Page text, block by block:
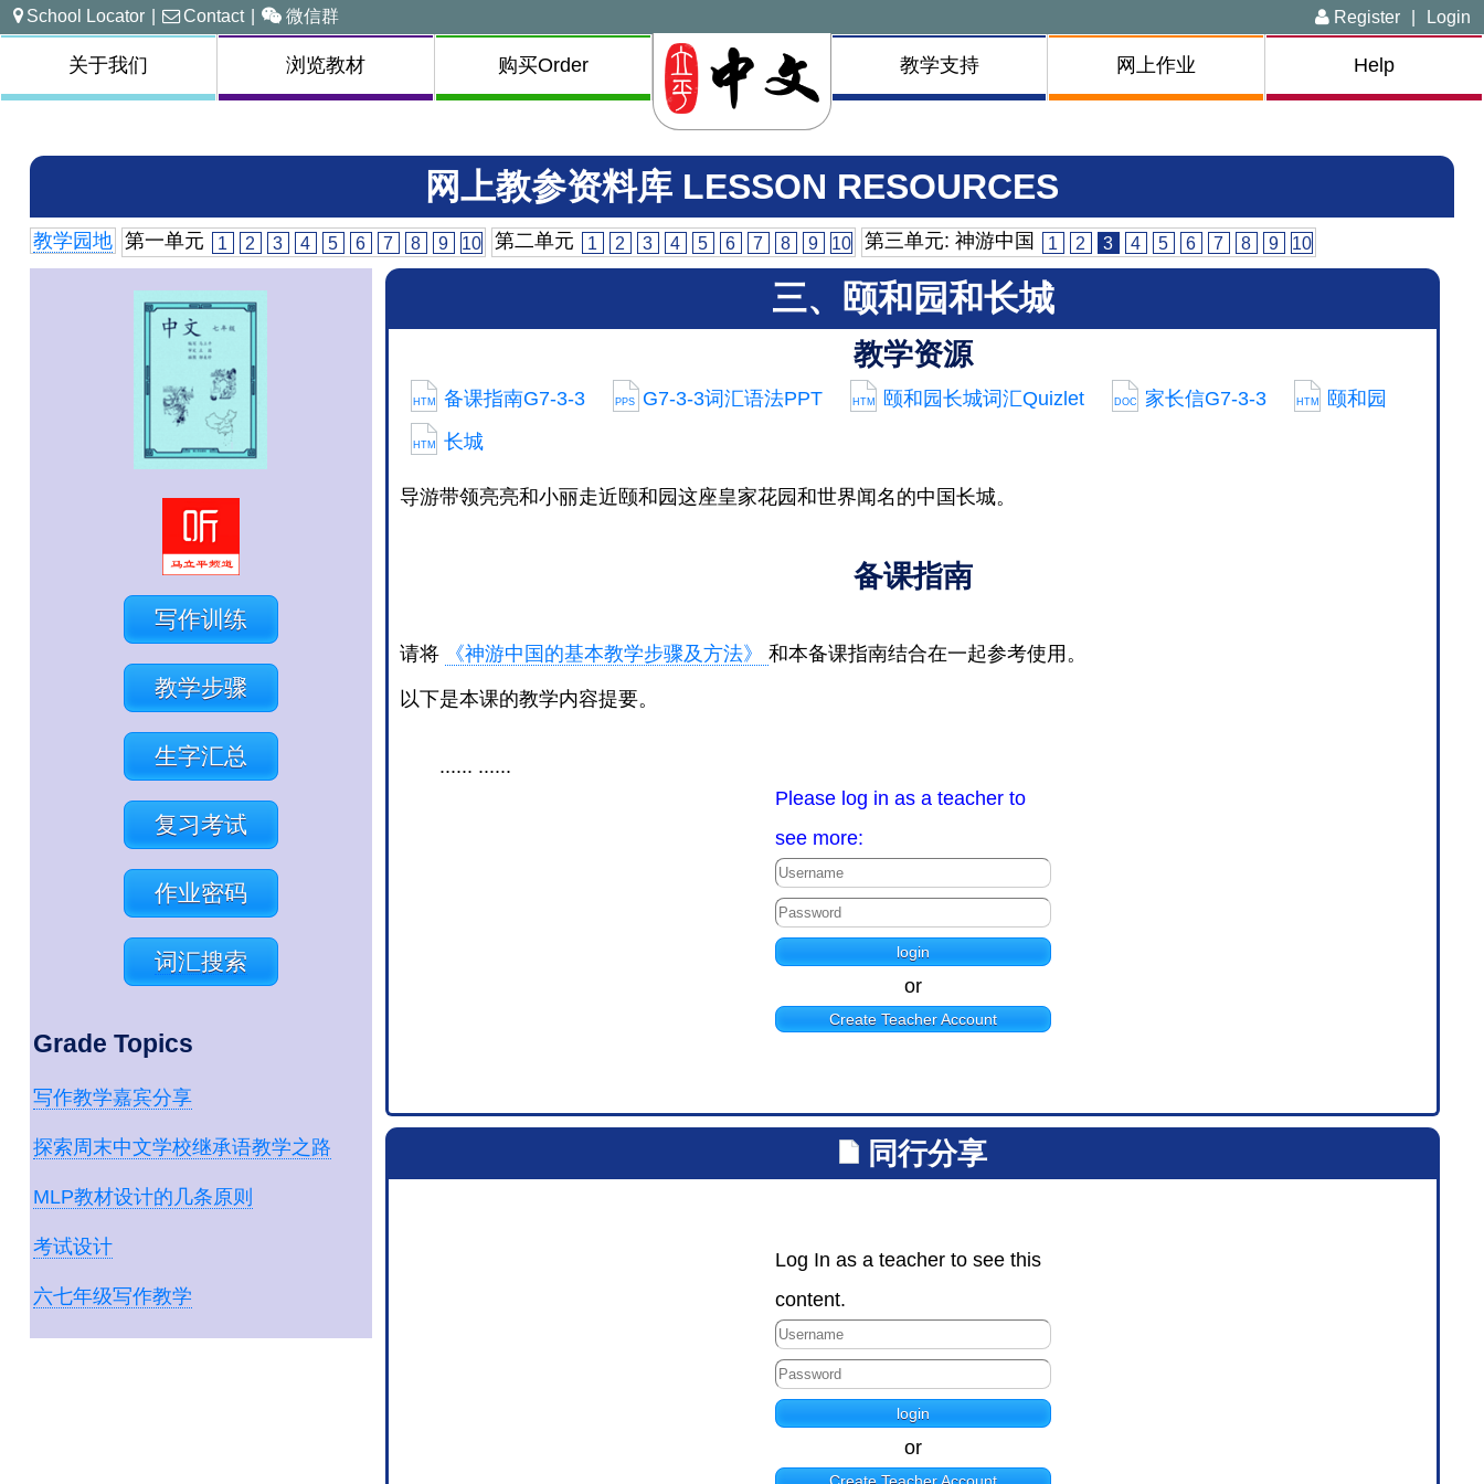
School Locator | Contact | 微信群 Register | Login
关于我们 浏览教材 购买Order 教学支持 网上作业 Help
网上教参资料库 LESSON RESOURCES
教学园地 第一单元 1 2 3 4 5 6 7 8 9 10 第二单元 1 2 3 4 5 6 7 8 9 10 第三单元: 神游中国 1 2 3 4 5 6 7 8 9 10
写作训练
教学步骤
生字汇总
复习考试
作业密码
词汇搜索
Grade Topics
写作教学嘉宾分享
探索周末中文学校继承语教学之路
MLP教材设计的几条原则
考试设计
六七年级写作教学
三、颐和园和长城
教学资源
HTM 备课指南G7-3-3 PPS G7-3-3词汇语法PPT HTM 颐和园长城词汇Quizlet DOC 家长信G7-3-3 HTM 颐和园
HTM 长城
导游带领亮亮和小丽走近颐和园这座皇家花园和世界闻名的中国长城。
备课指南
请将 《神游中国的基本教学步骤及方法》 和本备课指南结合在一起参考使用。
以下是本课的教学内容提要。
...... ......
Please log in as a teacher to
see more:
or
Create Teacher Account
同行分享
Log In as a teacher to see this
content.
or